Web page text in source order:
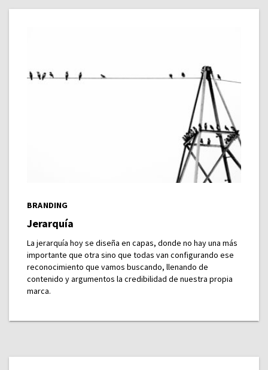
BRANDING
Jerarquía
La jerarquía hoy se diseña en capas, donde no hay una más
importante que otra sino que todas van configurando ese
reconocimiento que vamos buscando, llenando de
contenido y argumentos la credibilidad de nuestra propia
marca.